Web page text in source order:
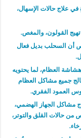
علاج حالات الإسهال،
تهيج القولون، والمغص.
أن السحلب بديل فعال
العظام، لما يحتويه
جميع مشاكل العظام
العمود الفقري.
مشاكل الجهاز الهضمي،
من حالات القلق والتوتر،